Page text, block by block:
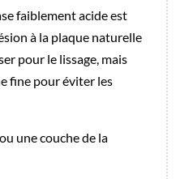
faiblement acide est
à la plaque naturelle
pour le lissage, mais
fine pour éviter les
une couche de la